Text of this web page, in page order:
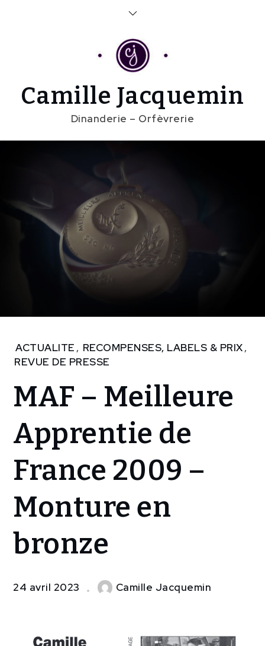
Camille Jacquemin
Dinanderie – Orfèvrerie
Home
ACTUALITE
Meilleure
Apprentie
2009 –
Monture
en bronze
ACTUALITE , RECOMPENSES, LABELS & PRIX,
REVUE DE PRESSE
MAF – Meilleure
Apprentie de
France 2009 –
Monture en
bronze
24 avril 2023 Camille Jacquemin